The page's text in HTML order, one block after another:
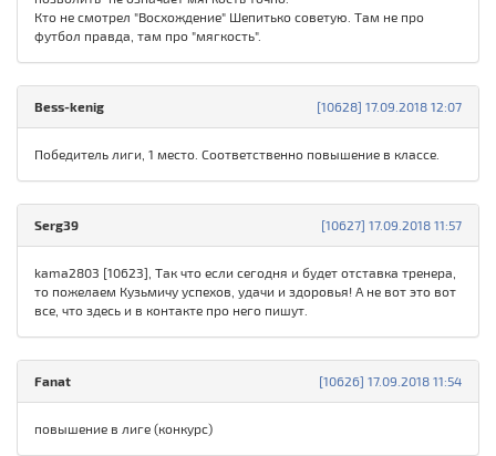
Кто не смотрел "Восхождение" Шепитько советую. Там не про
футбол правда, там про "мягкость".
[10628] 17.09.2018 12:07
Bess-kenig
Победитель лиги, 1 место. Соответственно повышение в классе.
[10627] 17.09.2018 11:57
Serg39
kama2803 [10623], Так что если сегодня и будет отставка тренера,
то пожелаем Кузьмичу успехов, удачи и здоровья! А не вот это вот
все, что здесь и в контакте про него пишут.
[10626] 17.09.2018 11:54
Fanat
повышение в лиге (конкурс)